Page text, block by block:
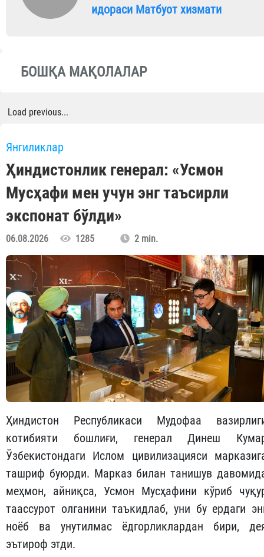
идораси Матбуот хизмати
БОШҚА МАҚОЛАЛАР
Load previous...
Янгиликлар
Ҳиндистонлик генерал: «Усмон
Мусҳафи мен учун энг таъсирли
экспонат бўлди»
06.08.2026 1285 2 min.
Ҳиндистон Республикаси Мудофаа
котибияти бошлиғи, генерал Динеш
Ўзбекистондаги Ислом цивилизацияси
ташриф буюрди. Марказ билан танишув
меҳмон, айниқса, Усмон Мусҳафини кўриб
таассурот олганини таъкидлаб, уни бу ердаги
ноёб ва унутилмас ёдгорликлардан бири,
эътироф этди.